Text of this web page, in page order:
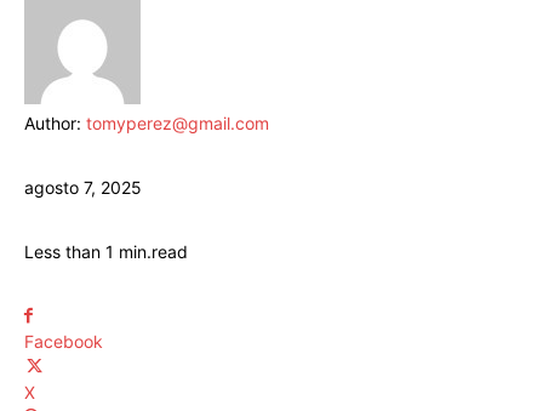
Author: tomyperez@gmail.com
agosto 7, 2025
Less than 1 min.read
Facebook
X